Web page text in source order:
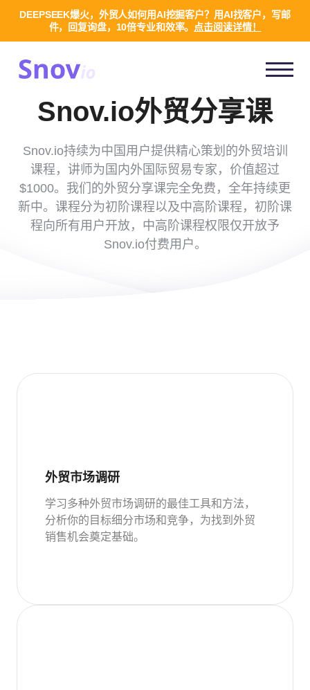
Snov.io外贸分享课
Snov.io持续为中国用户提供精心策划的外贸培训
课程，讲师为国内外国际贸易专家，价值超过
$1000。我们的外贸分享课完全免费，全年持续更
新中。课程分为初阶课程以及中高阶课程，初阶课
程向所有用户开放，中高阶课程权限仅开放予
Snov.io付费用户。
外贸市场调研
学习多种外贸市场调研的最佳工具和方法，
分析你的目标细分市场和竞争，为找到外贸
销售机会奠定基础。
DEEPSEEK爆火，外贸人如何用AI挖掘客户？用AI找客户，写邮
件，回复询盘，10倍专业和效率。 点击阅读详情！